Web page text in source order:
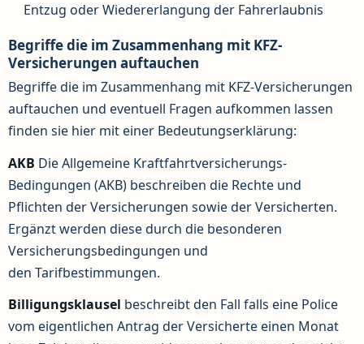
Entzug oder Wiedererlangung der Fahrerlaubnis
Begriffe die im Zusammenhang mit KFZ-
Versicherungen auftauchen
Begriffe die im Zusammenhang mit KFZ-Versicherungen
auftauchen und eventuell Fragen aufkommen lassen
finden sie hier mit einer Bedeutungserklärung:
AKB Die Allgemeine Kraftfahrtversicherungs-
Bedingungen (AKB) beschreiben die Rechte und
Pflichten der Versicherungen sowie der Versicherten.
Ergänzt werden diese durch die besonderen
Versicherungsbedingungen und
den Tarifbestimmungen.
Billigungsklausel beschreibt den Fall falls eine Police
vom eigentlichen Antrag der Versicherte einen Monat